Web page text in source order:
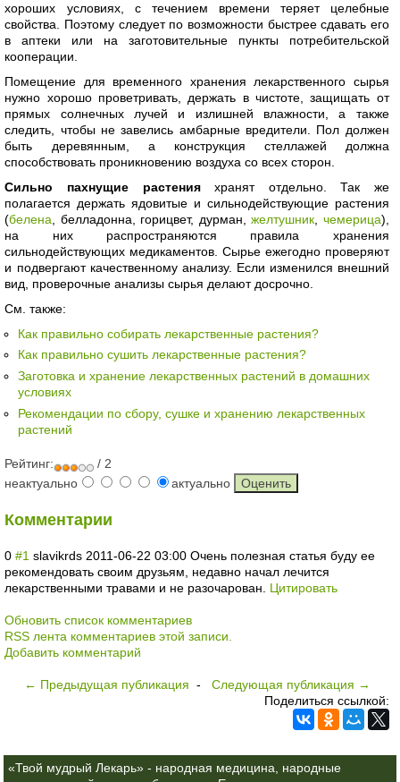
хороших условиях, с течением времени теряет целебные
свойства. Поэтому следует по возможности быстрее сдавать его
в аптеки или на заготовительные пункты потребительской
кооперации.
Помещение для временного хранения лекарственного сырья
нужно хорошо проветривать, держать в чистоте, защищать от
прямых солнечных лучей и излишней влажности, а также
следить, чтобы не завелись амбарные вредители. Пол должен
быть деревянным, а конструкция стеллажей должна
способствовать проникновению воздуха со всех сторон.
Сильно пахнущие растенияхранят отдельно. Так же
полагается держать ядовитые и сильнодействующие растения
(белена , белладонна, горицвет, дурман,желтушник чемерица),
на них распространяются правила хранения
сильнодействующих медикаментов. Сырье ежегодно проверяют
и подвергают качественному анализу. Если изменился внешний
вид, проверочные анализы сырья делают досрочно.
См. также:
Как правильно собирать лекарственные растения?
Как правильно сушить лекарственные растения?
Заготовка и хранение лекарственных растений в домашних
условиях
Рекомендации по сбору, сушке и хранению лекарственных
растений
Рейтинг:
/ 2
неактуально
актуально
Комментарии
0 #1 slavikrds 2011-06-22 03:00 Очень полезная статья буду ее
рекомендовать своим друзьям, недавно начал лечится
лекарственными травами и не разочарован.
Цитировать
Обновить список комментариев
RSS лента комментариев этой записи.
Добавить комментарий
← Предыдущая публикация - Следующая публикация →
Поделиться ссылкой:
«Твой мудрый Лекарь» - народная медицина, народные